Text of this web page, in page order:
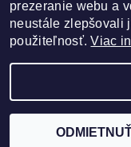
Podle zákona o
vystavit kupujícímu
prezeranie webu a
neustále zlepšovali
použiteľnosť.Viac